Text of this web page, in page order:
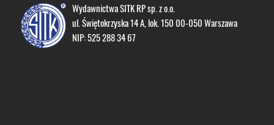
Wydawnictwa SITK RP sp. z o.o.
ul. Świętokrzyska 14 A, lok. 150 00-050 Warszawa
NIP: 525 288 34 67